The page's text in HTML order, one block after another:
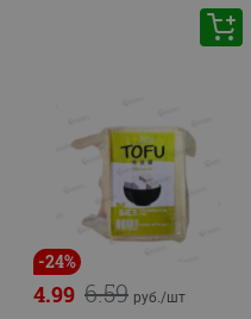
-24%
6.59
4.99 руб./шт